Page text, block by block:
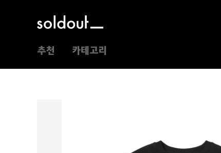
추천 카테고리